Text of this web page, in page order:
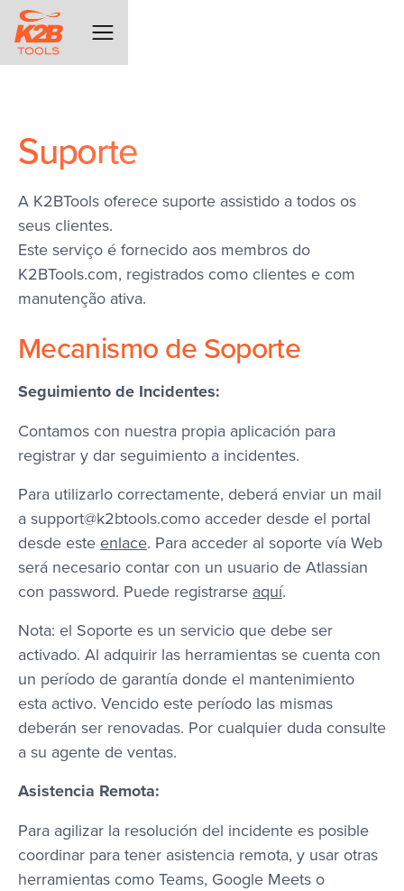
Suporte
A K2BTools oferece suporte assistido a todos os
seus clientes.
Este serviço é fornecido aos membros do
K2BTools.com, registrados como clientes e com
manutenção ativa.
Mecanismo de Soporte
Seguimiento de Incidentes:
Contamos con nuestra propia aplicación para
registrar y dar seguimiento a incidentes.
Para utilizarlo correctamente, deberá enviar un mail
a support@k2btools.como acceder desde el portal
desde este enlace. Para acceder al soporte vía Web
será necesario contar con un usuario de Atlassian
con password. Puede registrarse aquí.
Nota: el Soporte es un servicio que debe ser
activado. Al adquirir las herramientas se cuenta con
un período de garantía donde el mantenimiento
esta activo. Vencido este período las mismas
deberán ser renovadas. Por cualquier duda consulte
a su agente de ventas.
Asistencia Remota:
Para agilizar la resolución del incidente es posible
coordinar para tener asistencia remota, y usar otras
herramientas como Teams, Google Meets o